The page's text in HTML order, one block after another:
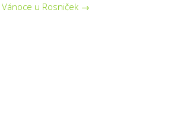
Vánoce u Rosniček →